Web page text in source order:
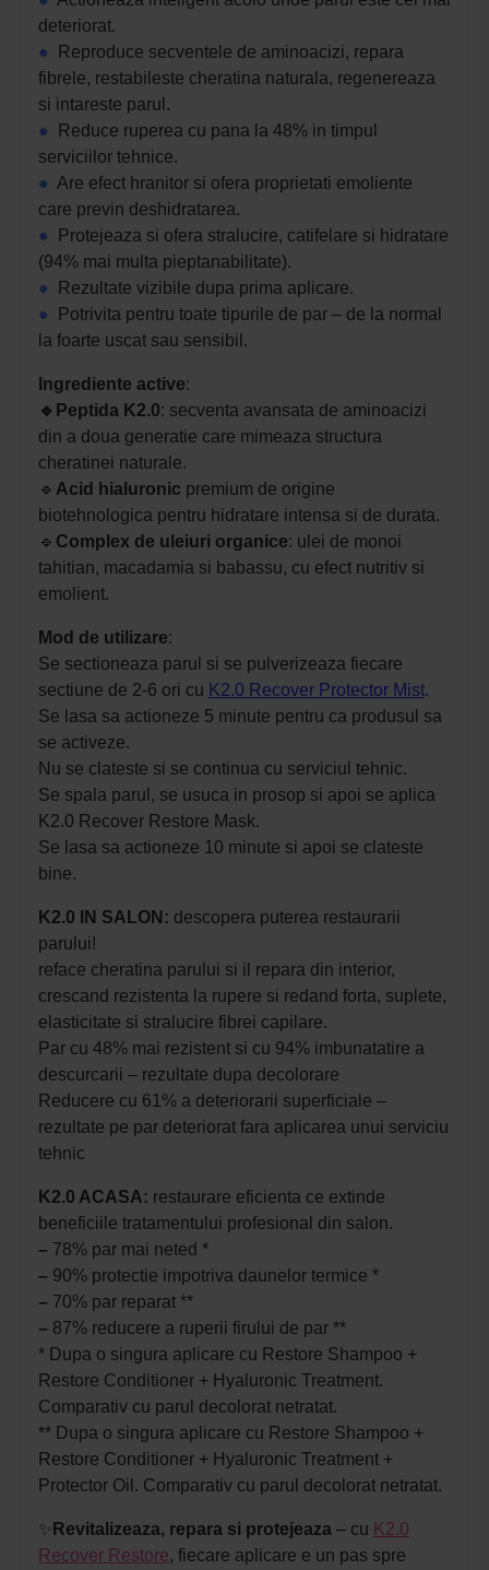
deteriorat.
●
Reproduce secventele de aminoacizi, repara
fibrele, restabileste cheratina naturala, regenereaza
si intareste parul.
●
Reduce ruperea cu pana la 48% in timpul
serviciilor tehnice.
● Are efect hranitor si ofera proprietati emoliente
care previn deshidratarea.
●
Protejeaza si ofera stralucire, catifelare si hidratare
(94% mai multa pieptanabilitate).
●
Rezultate vizibile dupa prima aplicare.
●
Potrivita pentru toate tipurile de par – de la normal
la foarte uscat sau sensibil.
Ingrediente active:
🔹Peptida K2.0: secventa avansata de aminoacizi
din a doua generatie care mimeaza structura
cheratinei naturale.
🔹 Acid hialuronic premium de origine
biotehnologica pentru hidratare intensa si de durata.
🔹 Complex de uleiuri organice: ulei de monoi
tahitian, macadamia si babassu, cu efect nutritiv si
emolient.
Mod de utilizare:
Se sectioneaza parul si se pulverizeaza fiecare
sectiune de 2-6 ori cu K2.0 Recover Protector Mist.
Se lasa sa actioneze 5 minute pentru ca produsul sa
se activeze.
Nu se clateste si se continua cu serviciul tehnic.
Se spala parul, se usuca in prosop si apoi se aplica
K2.0 Recover Restore Mask.
Se lasa sa actioneze 10 minute si apoi se clateste
bine.
K2.0 IN SALON: descopera puterea restaurarii
parului!
reface cheratina parului si il repara din interior,
crescand rezistenta la rupere si redand forta, suplete,
elasticitate si stralucire fibrei capilare.
Par cu 48% mai rezistent si cu 94% imbunatatire a
descurcarii – rezultate dupa decolorare
Reducere cu 61% a deteriorarii superficiale –
rezultate pe par deteriorat fara aplicarea unui serviciu
tehnic
K2.0 ACASA: restaurare eficienta ce extinde
beneficiile tratamentului profesional din salon.
– 78% par mai neted *
– 90% protectie impotriva daunelor termice *
– 70% par reparat **
– 87% reducere a ruperii firului de par **
* Dupa o singura aplicare cu Restore Shampoo +
Restore Conditioner + Hyaluronic Treatment.
Comparativ cu parul decolorat netratat.
** Dupa o singura aplicare cu Restore Shampoo +
Restore Conditioner + Hyaluronic Treatment +
Protector Oil. Comparativ cu parul decolorat netratat.
✨ Revitalizeaza, repara si protejeaza – cu K2.0
Recover Restore, fiecare aplicare e un pas spre